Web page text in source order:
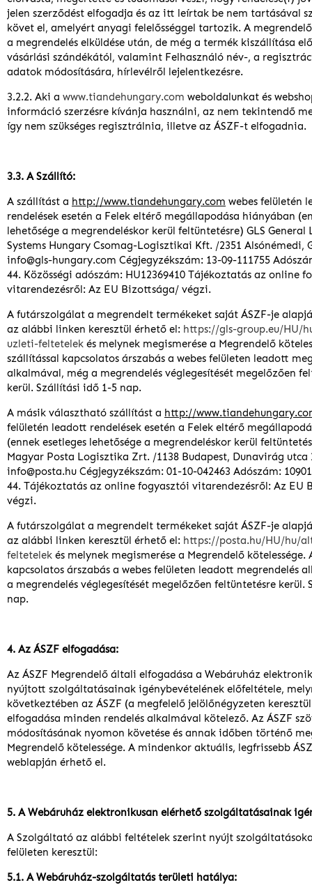
jelen szerződést elfogadja és az itt leírtak be nem tartásával
követ el, amelyért anyagi felelősséggel tartozik. A
a megrendelés elküldése után, de még a termék kiszállítása
vásárlási szándékától, valamint Felhasználó név-, a
adatok módosítására, hírlevélről lejelentkezésre.
3.2.2. Aki a www.tiandehungary.com weboldalunkat és
információ szerzésre kívánja használni, az nem tekintendő
így nem szükséges regisztrálnia, illetve az ÁSZF-t elfogadnia.
3.3. A Szállító:
A szállítást a http://www.tiandehungary.com webes felületén
rendelések esetén a Felek eltérő megállapodása hiányában
lehetősége a megrendeléskor kerül feltüntetésre) GLS General
Systems Hungary Csomag-Logisztikai Kft. /2351 Alsónémedi,
info@gls-hungary.com Cégjegyzékszám: 13-09-111755
44. Közösségi adószám: HU12369410 Tájékoztatás az online
vitarendezésről: Az EU Bizottsága/ végzi.
A futárszolgálat a megrendelt termékeket saját ÁSZF-je
az alábbi linken keresztül érhető el: https://gls-group.eu/HU/
uzleti-feltetelek és melynek megismerése a Megrendelő
szállítással kapcsolatos árszabás a webes felületen leadott
alkalmával, még a megrendelés véglegesítését megelőzően
kerül. Szállítási idő 1-5 nap.
A másik választható szállítást a http://
felületén leadott rendelések esetén a Felek eltérő
(ennek esetleges lehetősége a megrendeléskor kerül
Magyar Posta Logisztika Zrt. /1138 Budapest, Dunavirág utca
info@posta.hu Cégjegyzékszám: 01-10-042463 Adószám:
44. Tájékoztatás az online fogyasztói vitarendezésről: Az EU
végzi.
A futárszolgálat a megrendelt termékeket saját ÁSZF-je
az alábbi linken keresztül érhető el: https://posta.hu/HU/hu/
feltetelek és melynek megismerése a Megrendelő kötelessége.
kapcsolatos árszabás a webes felületen leadott megrendelés
a megrendelés véglegesítését megelőzően feltüntetésre kerül.
nap.
4. Az ÁSZF elfogadása:
Az ÁSZF Megrendelő általi elfogadása a Webáruház
nyújtott szolgáltatásainak igénybevételének előfeltétele,
következtében az ÁSZF (a megfelelő jelölőnégyzeten
elfogadása minden rendelés alkalmával kötelező. Az ÁSZF
módosításának nyomon követése és annak időben történő
Megrendelő kötelessége. A mindenkor aktuális, legfrissebb
weblapján érhető el.
5. A Webáruház elektronikusan elérhető szolgáltatásainak
A Szolgáltató az alábbi feltételek szerint nyújt
felületen keresztül:
5.1. A Webáruház-szolgáltatás területi hatálya: